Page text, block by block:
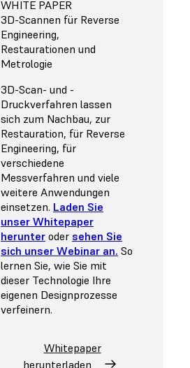
WHITE PAPER
3D-Scannen für Reverse
Engineering,
Restaurationen und
Metrologie
3D-Scan- und -
Druckverfahren lassen
sich zum Nachbau, zur
Restauration, für Reverse
Engineering, für
verschiedene
Messverfahren und viele
weitere Anwendungen
einsetzen. Laden Sie
unser Whitepaper
herunter oder sehen Sie
sich unser Webinar an. So
lernen Sie, wie Sie mit
dieser Technologie Ihre
eigenen Designprozesse
verfeinern.
Whitepaper
herunterladen